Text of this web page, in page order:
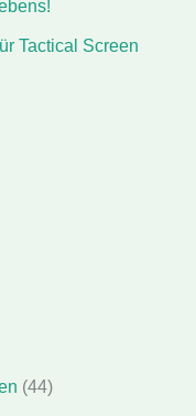
Tactical Screen
(44)